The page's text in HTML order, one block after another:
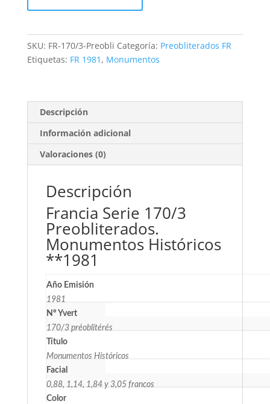
Preobliterados.
Monumentos
SKU: FR-170/3-Preobli Categoría: Preobliterados FR
Etiquetas: FR 1981 , Monumentos
Descripción
Información adicional
Valoraciones (0)
Descripción
Francia Serie 170/3
Preobliterados.
Monumentos Históricos
**1981
Año Emisión
1981
Nº Yvert
170/3 préoblitérés
Título
Monumentos Históricos
Facial
0,88, 1,14, 1,84 y 3,05 francos
Color